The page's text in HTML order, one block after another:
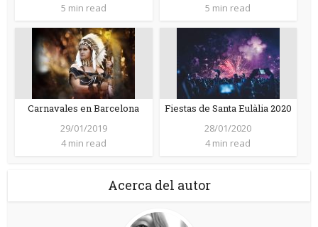
5 min read
5 min read
Carnavales en Barcelona
29/01/2019
4 min read
Fiestas de Santa Eulàlia 2020
28/01/2020
4 min read
Acerca del autor